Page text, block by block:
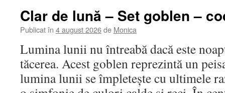
Clar de lună – Set goblen –
Publicat în 4 august 2026de Monica
Lumina lunii nu întreabă dacă este
tăcerea. Acest goblen reprezintă un
lumina lunii se împletește cu ultimele